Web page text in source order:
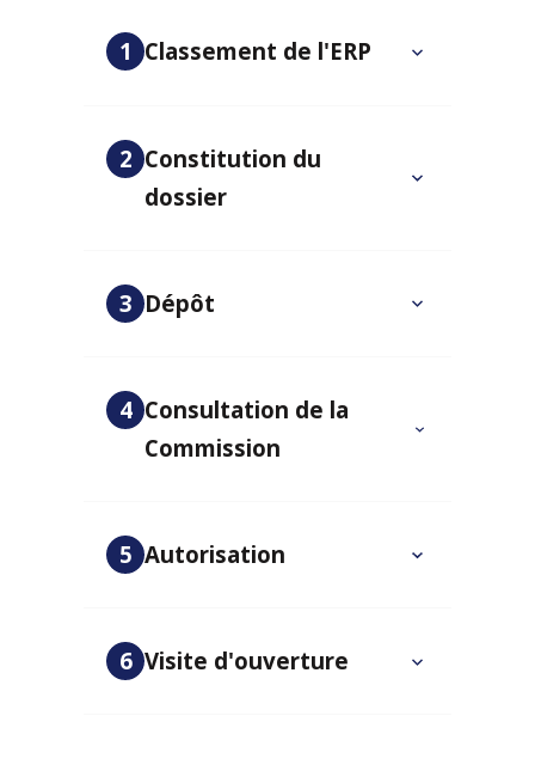
1 Classement de l'ERP
2 Constitution du
dossier
3 Dépôt
4 Consultation de la
Commission
5 Autorisation
6 Visite d'ouverture